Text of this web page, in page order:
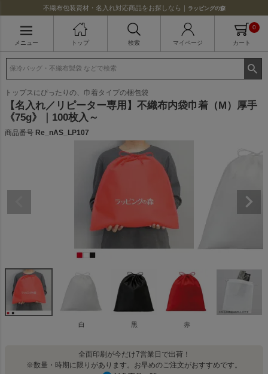
不織布包装資材・名入れ対応商品をお探しなら｜ ラッピングの森
メニュー トップ 検索 マイページ カート
0
トップスにぴったりの、巾着タイプの梱包袋
【名入れ／リピーター専用】不織布内袋巾着（M）厚手
《75g》｜100枚入～
商品番号 Re_nAS_LP107
白 黒 赤
全面印刷が今だけ7営業日で出荷！
※数量・時期に限りがあります。お早めのご注文がおすすめです。